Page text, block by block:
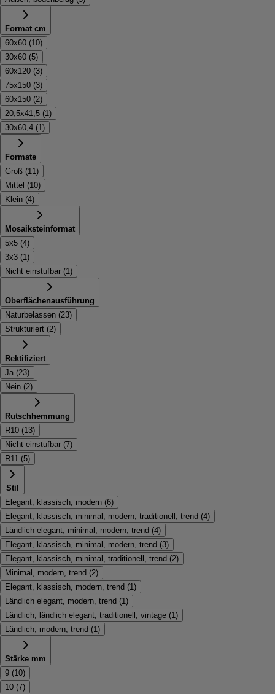
Format cm
60x60 (10)
30x60 (5)
60x120 (3)
75x150 (3)
60x150 (2)
20,5x41,5 (1 )
30x60,4 (1 )
Formate
Groß (11 )
Mittel (10)
Klein (4)
Mosaiksteinformat
5x5 (4)
3x3 (1 )
Nicht einstufbar (1 )
Oberflächenausführung
Naturbelassen (23)
Strukturiert (2)
Rektifiziert
Ja (23)
Nein (2)
Rutschhemmung
R10 (13)
Nicht einstufbar (7)
R11 (5)
Stil
Elegant, klassisch, modern (6)
Elegant, klassisch, minimal, modern, traditionell, trend (4)
Ländlich elegant, minimal, modern, trend (4)
Elegant, klassisch, minimal, modern, trend (3)
Elegant, klassisch, minimal, traditionell, trend (2)
Minimal, modern, trend (2)
Elegant, klassisch, modern, trend (1 )
Ländlich elegant, modern, trend (1 )
Ländlich, ländlich elegant, traditionell, vintage (1 )
Ländlich, modern, trend (1 )
Stärke mm
9 (10)
10 (7)